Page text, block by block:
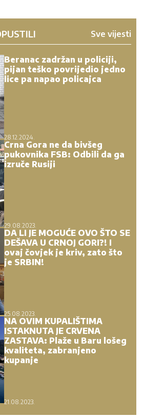
Sve vijesti
Beranac zadržan u policiji,
pijan teško povrijedio jedno
lice pa napao policajca
28.12.2024.
Crna Gora ne da bivšeg
pukovnika FSB: Odbili da ga
izruče Rusiji
29.08.2023.
DA LI JE MOGUĆE OVO ŠTO SE
DEŠAVA U CRNOJ GORI?! I
ovaj čovjek je kriv, zato što
je SRBIN!
25.08.2023.
NA OVIM KUPALIŠTIMA
ISTAKNUTA JE CRVENA
ZASTAVA: Plaže u Baru lošeg
kvaliteta, zabranjeno
kupanje
21.08.2023.